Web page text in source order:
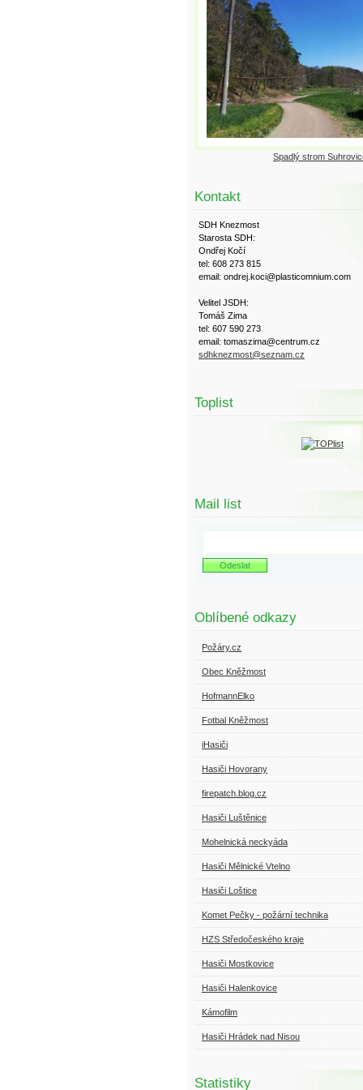
Spadlý strom
Kontakt
SDH Knezmost
Starosta SDH:
Ondřej Kočí
tel: 608 273 815
email: ondrej.koci@plasticomnium.com
Velitel JSDH:
Tomáš Zima
tel: 607 590 273
email: tomaszima@centrum.cz
sdhknezmost@seznam.cz
Toplist
Mail list
Oblíbené odkazy
Požáry.cz
Obec Kněžmost
HofmannElko
Fotbal Kněžmost
iHasiči
Hasiči Hovorany
firepatch.blog.cz
Hasiči Luštěnice
Mohelnická neckyáda
Hasiči Mělnické Vtelno
Hasiči Loštice
Komet Pečky - požární technika
HZS Středočeského kraje
Hasiči Mostkovice
Hasiči Halenkovice
Kámofilm
Hasiči Hrádek nad Nisou
Statistiky